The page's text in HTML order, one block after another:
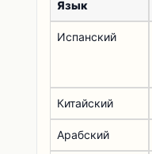
Язык
Испанский
Китайский
Арабский